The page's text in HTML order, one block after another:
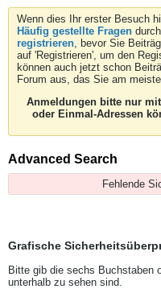
Wenn dies Ihr erster Besuch
Häufig gestellte Fragen
registrieren, bevor Sie
auf 'Registrieren', um den
können auch jetzt schon
Forum aus, das Sie am
Anmeldungen bitte nur
oder Einmal-Adressen
Advanced Search
Fehlende
Grafische
Bitte gib die sechs Buchstaben
unterhalb zu sehen sind.